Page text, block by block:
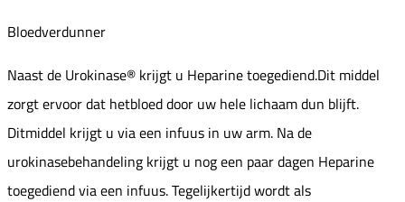
Bloedverdunner
Naast de Urokinase® krijgt u Heparine toegediend.Dit middel
zorgt ervoor dat hetbloed door uw hele lichaam dun blijft.
Ditmiddel krijgt u via een infuus in uw arm. Na de
urokinasebehandeling krijgt u nog een paar dagen Heparine
toegediend via een infuus. Tegelijkertijd wordt als